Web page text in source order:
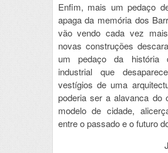
Enfim, mais um pedaço
apaga da memória dos
vão vendo cada vez
novas construções
um pedaço da história
industrial que
vestígios de uma
poderia ser a alavanca do
modelo de cidade,
entre o passado e o futuro